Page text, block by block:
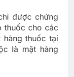
được chứng
thuốc cho các
thuốc tại
là mặt hàng